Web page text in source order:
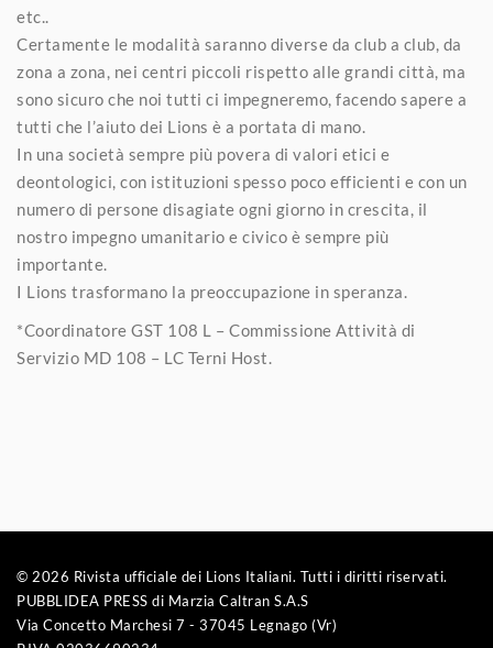
etc..
Certamente le modalità saranno diverse da club a club, da
zona a zona, nei centri piccoli rispetto alle grandi città, ma
sono sicuro che noi tutti ci impegneremo, facendo sapere a
tutti che l’aiuto dei Lions è a portata di mano.
In una società sempre più povera di valori etici e
deontologici, con istituzioni spesso poco efficienti e con un
numero di persone disagiate ogni giorno in crescita, il
nostro impegno umanitario e civico è sempre più
importante.
I Lions trasformano la preoccupazione in speranza.
*Coordinatore GST 108 L – Commissione Attività di
Servizio MD 108 – LC Terni Host.
© 2026 Rivista ufficiale dei Lions Italiani. Tutti i diritti riservati.
PUBBLIDEA PRESS di Marzia Caltran S.A.S
Via Concetto Marchesi 7 - 37045 Legnago (Vr)